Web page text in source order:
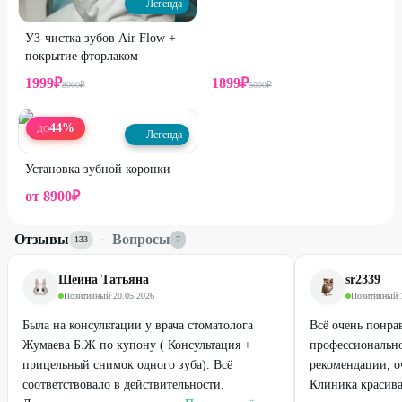
Легенда
УЗ-чистка зубов Air Flow +
покрытие фторлаком
1999₽8000₽ 1899₽5000₽
ДО44% Легенда
Установка зубной коронки
от 8900₽
Отзывы 133 · Вопросы 7
Шеина Татьяна
Позитивный·20.05.2026
Была на консультации у врача стоматолога
Жумаева Б.Ж по купону ( Консультация +
прицельный снимок одного зуба). Всё
соответствовало в действительности.
sr2339
Позитивный·
Всё очень
рекомендации,
Клиника